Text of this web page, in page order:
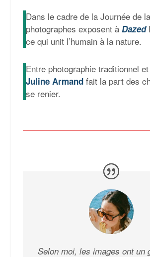
Dans le cadre de la Journée de
photographes exposent à Dazed
ce qui unit l’humain à la nature.
Entre photographie traditionnel
Juline Armandfait la part des
se renier.
Selon moi, les images ont un